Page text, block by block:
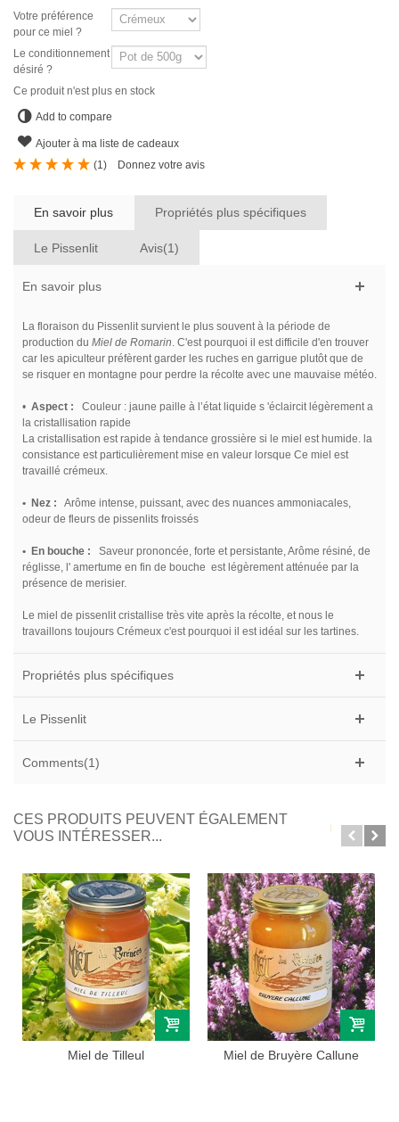
Votre préférence
pour ce miel ?
Le conditionnement
désiré ?
Ce produit n'est plus en stock
Add to compare
Ajouter à ma liste de cadeaux
(1 ) Donnez votre avis
En savoir plus Propriétés plus spécifiques
Le Pissenlit Avis(1)
En savoir plus
La floraison du Pissenlit survient le plus souvent à la période de
production du Miel de Romarin. C'est pourquoi il est difficile d'en trouver
car les apiculteur préfèrent garder les ruches en garrigue plutôt que de
se risquer en montagne pour perdre la récolte avec une mauvaise météo.
• Aspect : Couleur : jaune paille à l’état liquide s 'éclaircit légèrement a
la cristallisation rapide
La cristallisation est rapide à tendance grossière si le miel est humide. la
consistance est particulièrement mise en valeur lorsque Ce miel est
travaillé crémeux.
• Nez : Arôme intense, puissant, avec des nuances ammoniacales,
odeur de fleurs de pissenlits froissés
• En bouche : Saveur prononcée, forte et persistante, Arôme résiné, de
réglisse, l' amertume en fin de bouche est légèrement atténuée par la
présence de merisier.
Le miel de pissenlit cristallise très vite après la récolte, et nous le
travaillons toujours Crémeux c'est pourquoi il est idéal sur les tartines.
Propriétés plus spécifiques
Le Pissenlit
Comments(1)
CES PRODUITS PEUVENT ÉGALEMENT
VOUS INTÉRESSER...
Miel de Tilleul Miel de Bruyère Callune